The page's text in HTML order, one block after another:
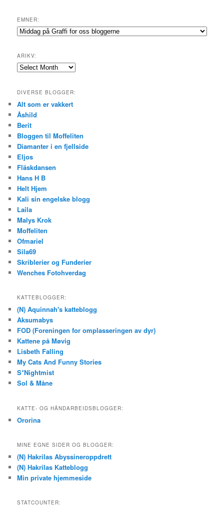
EMNER:
Emner:
ARIKV:
Arikv:
DIVERSE BLOGGER:
Alt som er vakkert
Åshild
Berit
Bloggen til Moffeliten
Diamanter i en fjellside
Eljos
Fläskdansen
Hans H B
Helt Hjem
Kali sin engelske blogg
Laila
Malys Krok
Moffeliten
Ofmariel
Sila69
Skriblerier og Funderier
Wenches Fotohverdag
KATTEBLOGGER:
(N) Aquinnah's katteblogg
Aksumabys
FOD (Foreningen for omplasseringen av dyr)
Kattene på Møvig
Lisbeth Falling
My Cats And Funny Stories
S*Nightmist
Sol & Måne
KATTE- OG HÅNDARBEIDSBLOGGER:
Ororina
MINE EGNE SIDER OG BLOGGER:
(N) Hakrilas Abyssineroppdrett
(N) Hakrilas Katteblogg
Min private hjemmeside
STATCOUNTER: